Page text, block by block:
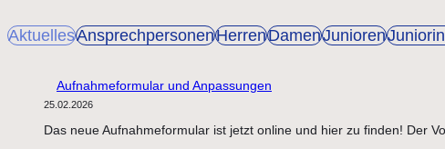
AktuellesAnsprechpersonenHerrenDamenJunioren
Aufnahmeformular und Anpassungen
25.02.2026
Das neue Aufnahmeformular ist jetzt online und hier zu finden! Der